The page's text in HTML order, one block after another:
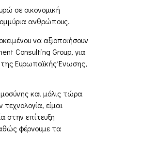
σε οικονομική
ανθρώπους.
να αξιοποιήσουν
Consulting Group, για
της Ευρωπαϊκής Ένωσης,
και μόλις τώρα
είμαι
στην επίτευξη
φέρνουμε τα